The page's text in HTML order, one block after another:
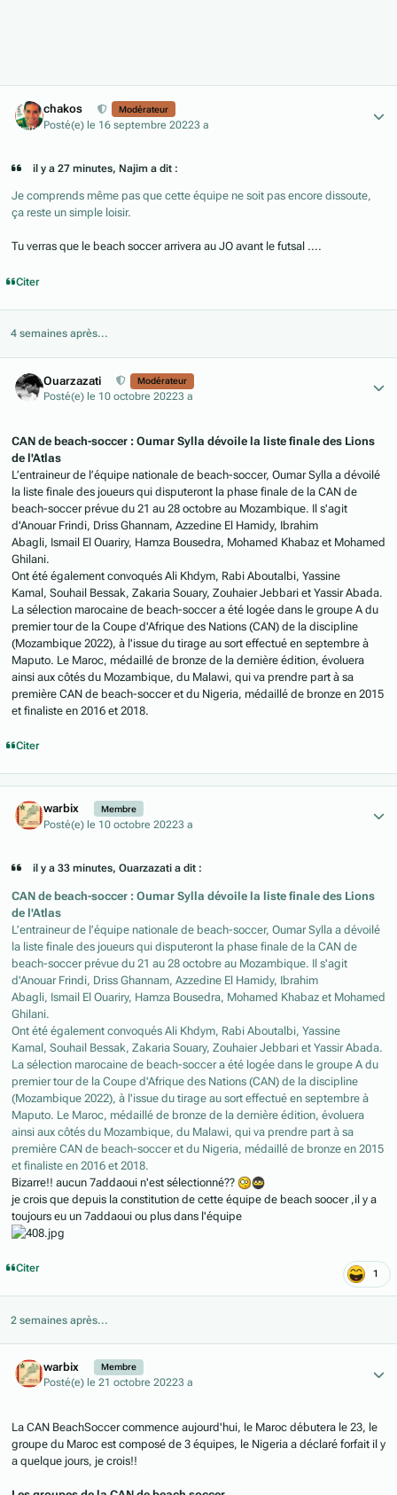
chakos Modérateur
Posté(e) le 16 septembre 20223 a
il y a 27 minutes, Najim a dit :
Je comprends même pas que cette équipe ne soit pas encore dissoute,
ça reste un simple loisir.
Tu verras que le beach soccer arrivera au JO avant le futsal ....
Citer
4 semaines après...
Ouarzazati Modérateur
Posté(e) le 10 octobre 20223 a
CAN de beach-soccer : Oumar Sylla dévoile la liste finale des Lions
de l'Atlas
L’entraineur de l’équipe nationale de beach-soccer, Oumar Sylla a dévoilé
la liste finale des joueurs qui disputeront la phase finale de la CAN de
beach-soccer prévue du 21 au 28 octobre au Mozambique. Il s'agit
d'Anouar Frindi, Driss Ghannam, Azzedine El Hamidy, Ibrahim
Abagli, Ismail El Ouariry, Hamza Bousedra, Mohamed Khabaz et Mohamed
Ghilani.
Ont été également convoqués Ali Khdym, Rabi Aboutalbi, Yassine
Kamal, Souhail Bessak, Zakaria Souary, Zouhaier Jebbari et Yassir Abada.
La sélection marocaine de beach-soccer a été logée dans le groupe A du
premier tour de la Coupe d'Afrique des Nations (CAN) de la discipline
(Mozambique 2022), à l'issue du tirage au sort effectué en septembre à
Maputo. Le Maroc, médaillé de bronze de la dernière édition, évoluera
ainsi aux côtés du Mozambique, du Malawi, qui va prendre part à sa
première CAN de beach-soccer et du Nigeria, médaillé de bronze en 2015
et finaliste en 2016 et 2018.
Citer
warbix Membre
Posté(e) le 10 octobre 20223 a
il y a 33 minutes, Ouarzazati a dit :
CAN de beach-soccer : Oumar Sylla dévoile la liste finale des Lions
de l'Atlas
L’entraineur de l’équipe nationale de beach-soccer, Oumar Sylla a dévoilé
la liste finale des joueurs qui disputeront la phase finale de la CAN de
beach-soccer prévue du 21 au 28 octobre au Mozambique. Il s'agit
d'Anouar Frindi, Driss Ghannam, Azzedine El Hamidy, Ibrahim
Abagli, Ismail El Ouariry, Hamza Bousedra, Mohamed Khabaz et Mohamed
Ghilani.
Ont été également convoqués Ali Khdym, Rabi Aboutalbi, Yassine
Kamal, Souhail Bessak, Zakaria Souary, Zouhaier Jebbari et Yassir Abada.
La sélection marocaine de beach-soccer a été logée dans le groupe A du
premier tour de la Coupe d'Afrique des Nations (CAN) de la discipline
(Mozambique 2022), à l'issue du tirage au sort effectué en septembre à
Maputo. Le Maroc, médaillé de bronze de la dernière édition, évoluera
ainsi aux côtés du Mozambique, du Malawi, qui va prendre part à sa
première CAN de beach-soccer et du Nigeria, médaillé de bronze en 2015
et finaliste en 2016 et 2018.
Bizarre!! aucun 7addaoui n'est sélectionné??
je crois que depuis la constitution de cette équipe de beach soocer ,il y a
toujours eu un 7addaoui ou plus dans l'équipe
Citer 1
2 semaines après...
warbix Membre
Posté(e) le 21 octobre 20223 a
La CAN BeachSoccer commence aujourd'hui, le Maroc débutera le 23, le
groupe du Maroc est composé de 3 équipes, le Nigeria a déclaré forfait il y
a quelque jours, je crois!!